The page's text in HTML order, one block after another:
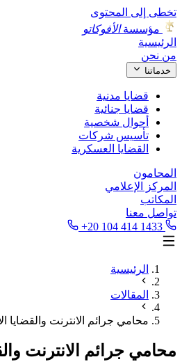
تخطى إلى المحتوى
مؤسسةالأفوكاتو
الرئيسية
من نحن
خدماتنا
قضايا مدنية
قضايا جنائية
أحوال شخصية
تأسيس شركات
القضايا العسكرية
المحامون
المركز الإعلامي
المكاتب
تواصل معنا
+20 104 414 1433
الرئيسية
المقالات
محامي جرائم الانترنت والقضايا
محامي جرائم الانترنت